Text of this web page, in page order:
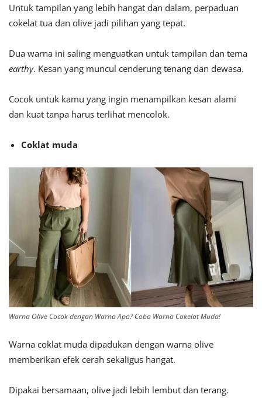
Untuk tampilan yang lebih hangat dan dalam, perpaduan
cokelat tua dan olive jadi pilihan yang tepat.
Dua warna ini saling menguatkan untuk tampilan dan tema
earthy. Kesan yang muncul cenderung tenang dan dewasa.
Cocok untuk kamu yang ingin menampilkan kesan alami
dan kuat tanpa harus terlihat mencolok.
Coklat muda
Warna Olive Cocok dengan Warna Apa? Coba Warna Cokelat Muda!
Warna coklat muda dipadukan dengan warna olive
memberikan efek cerah sekaligus hangat.
Dipakai bersamaan, olive jadi lebih lembut dan terang.